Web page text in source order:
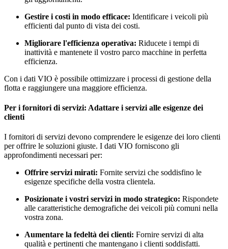
Gestire i costi in modo efficace: Identificare i veicoli più
efficienti dal punto di vista dei costi.
Migliorare l'efficienza operativa: Riducete i tempi di
inattività e mantenete il vostro parco macchine in perfetta
efficienza.
Con i dati VIO è possibile ottimizzare i processi di gestione della
flotta e raggiungere una maggiore efficienza.
Per i fornitori di servizi: Adattare i servizi alle esigenze dei
clienti
I fornitori di servizi devono comprendere le esigenze dei loro clienti
per offrire le soluzioni giuste. I dati VIO forniscono gli
approfondimenti necessari per:
Offrire servizi mirati: Fornite servizi che soddisfino le
esigenze specifiche della vostra clientela.
Posizionate i vostri servizi in modo strategico: Rispondete
alle caratteristiche demografiche dei veicoli più comuni nella
vostra zona.
Aumentare la fedeltà dei clienti: Fornire servizi di alta
qualità e pertinenti che mantengano i clienti soddisfatti.